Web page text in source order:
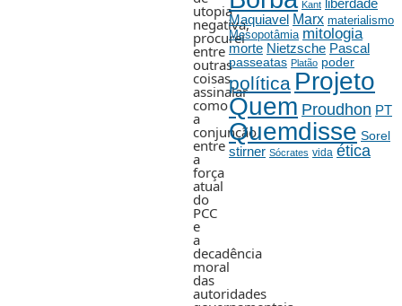
utopia
negativa,
procurei
entre
outras
coisas
assinalar
como
a
conjunção
entre
a
força
atual
do
PCC
e
a
decadência
moral
das
autoridades
Kant
liberdade
Maquiavel Marx materialismo
Mesopotâmia mitologia
morte Nietzsche Pascal
passeatas Platão poder
política Projeto
Quem Proudhon PT
Quemdisse Sorel
stirner Sócrates vida ética